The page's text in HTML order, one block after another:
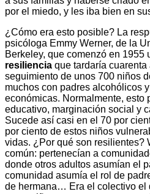
por el miedo, y les iba bien en
¿Cómo era esto posible? La
psicóloga Emmy Werner, de la
Berkeley, que comenzó en 1955
resiliencia que tardaría
seguimiento de unos 700 niños
muchos con padres alcohólicos
económicas. Normalmente, esto
educativo, marginación social y
Sucede así casi en el 70 por
por ciento de estos niños
vidas. ¿Por qué son resilientes?
común: pertenecían a
donde otros adultos asumían el
comunidad asumía el rol de
de hermana… Era el colectivo el